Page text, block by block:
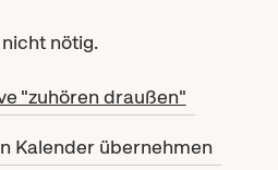
nötig.
"zuhören draußen"
Kalender übernehmen